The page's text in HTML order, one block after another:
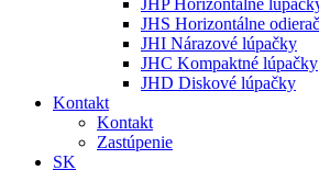
JHS Horizontálne
JHI Nárazové lúpačky
JHC Kompaktné lúpačky
JHD Diskové lúpačky
Kontakt
Kontakt
Zastúpenie
SK